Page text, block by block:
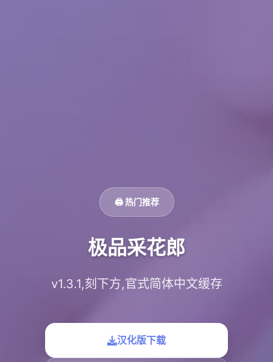
🖨️ 热门推荐
极品采花郎
v1.3.1,刻下方,官式简体中文缓存
汉化版下载